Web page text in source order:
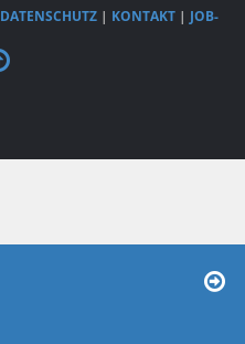
DATENSCHUTZ | KONTAKT | JOB-